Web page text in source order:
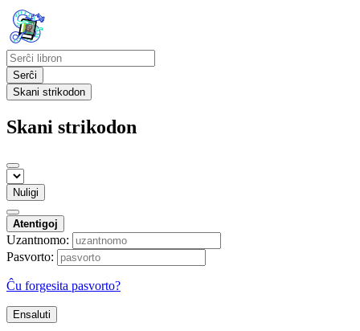
Serĉi
Skani strikodon
Skani strikodon
Nuligi
Atentigoj
Uzantnomo:
Pasvorto:
Ĉu forgesita pasvorto?
Ensaluti